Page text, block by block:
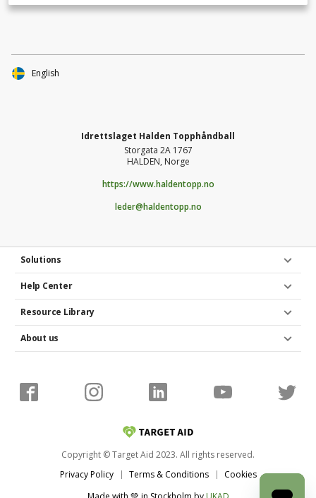
Idrettslaget Halden Topphåndball
Storgata 2A 1767
HALDEN, Norge
https://www.haldentopp.no
leder@haldentopp.no
Solutions
Help Center
Resource Library
About us
Copyright © Target Aid 2023. All rights reserved.
Privacy Policy
Terms & Conditions
Cookies
English